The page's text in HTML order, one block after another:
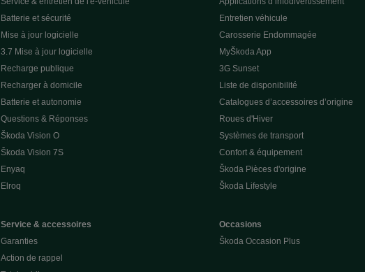
Batterie et sécurité
Mise à jour logicielle
3.7 Mise à jour logicielle
Recharge publique
Recharger à domicile
Batterie et autonomie
Questions & Réponses
Škoda Vision O
Škoda Vision 7S
Enyaq
Elroq
Service & accessoires
Garanties
Action de rappel
Entretien véhicule
Carosserie Endommagée
MyŠkoda App
3G Sunset
Liste de disponibilité
Catalogues d’accessoires d’origine
Roues d'Hiver
Systèmes de transport
Confort & équipement
Škoda Pièces d'origine
Škoda Lifestyle
Occasions
Škoda Occasion Plus